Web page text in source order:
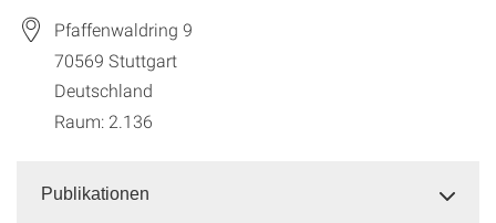
Pfaffenwaldring 9
70569 Stuttgart
Deutschland
Raum: 2.136
Publikationen